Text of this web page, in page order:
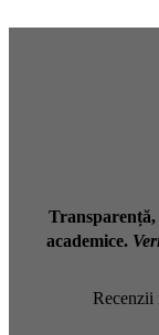
academice.
Recenzii